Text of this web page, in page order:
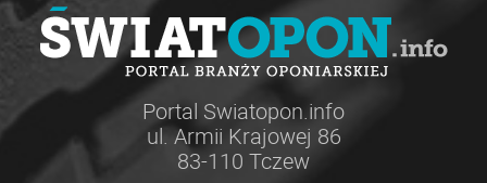
Portal Swiatopon.info
ul. Armii Krajowej 86
83-110 Tczew